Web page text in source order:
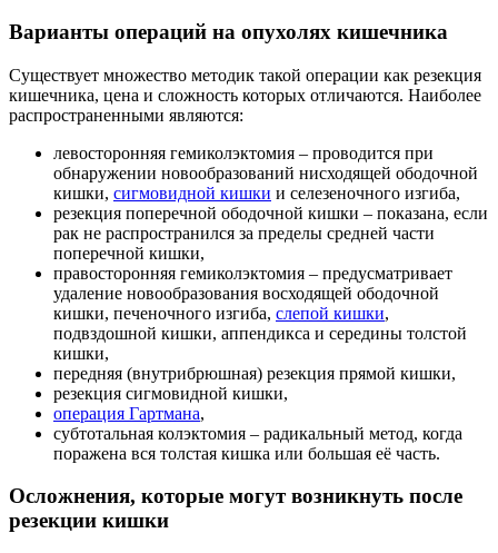
Варианты операций на опухолях кишечника
Существует множество методик такой операции как резекция
кишечника, цена и сложность которых отличаются. Наиболее
распространенными являются:
левосторонняя гемиколэктомия – проводится при
обнаружении новообразований нисходящей ободочной
кишки, сигмовидной кишки и селезеночного изгиба,
резекция поперечной ободочной кишки – показана, если
рак не распространился за пределы средней части
поперечной кишки,
правосторонняя гемиколэктомия – предусматривает
удаление новообразования восходящей ободочной
кишки, печеночного изгиба, слепой кишки,
подвздошной кишки, аппендикса и середины толстой
кишки,
передняя (внутрибрюшная) резекция прямой кишки,
резекция сигмовидной кишки,
операция Гартмана,
субтотальная колэктомия – радикальный метод, когда
поражена вся толстая кишка или большая её часть.
Осложнения, которые могут возникнуть после
резекции кишки